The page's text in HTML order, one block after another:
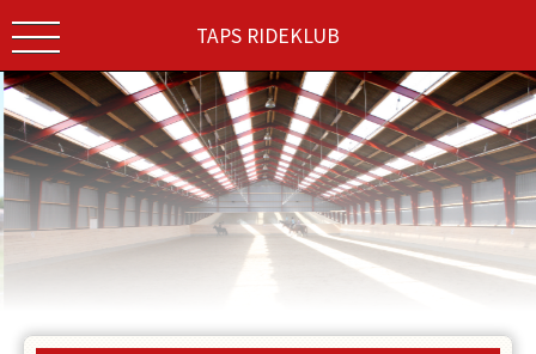
TAPS RIDEKLUB